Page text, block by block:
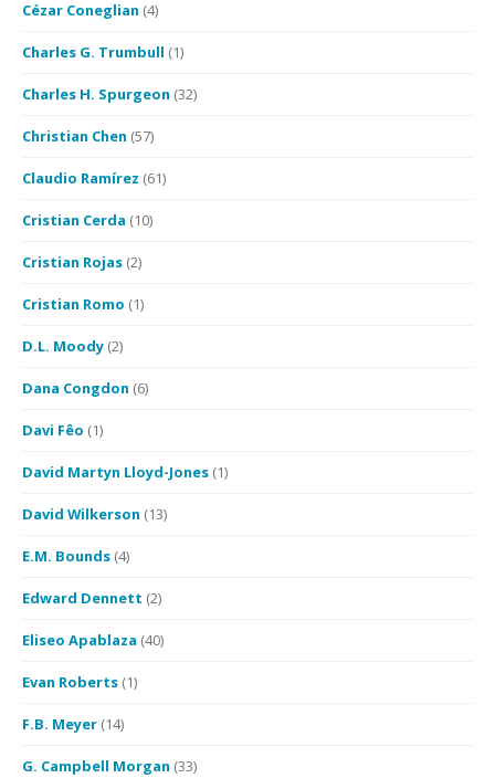
Cézar Coneglian (4)
Charles G. Trumbull (1)
Charles H. Spurgeon (32)
Christian Chen (57)
Claudio Ramírez (61)
Cristian Cerda (10)
Cristian Rojas (2)
Cristian Romo (1)
D.L. Moody (2)
Dana Congdon (6)
Davi Fêo (1)
David Martyn Lloyd-Jones (1)
David Wilkerson (13)
E.M. Bounds (4)
Edward Dennett (2)
Eliseo Apablaza (40)
Evan Roberts (1)
F.B. Meyer (14)
G. Campbell Morgan (33)